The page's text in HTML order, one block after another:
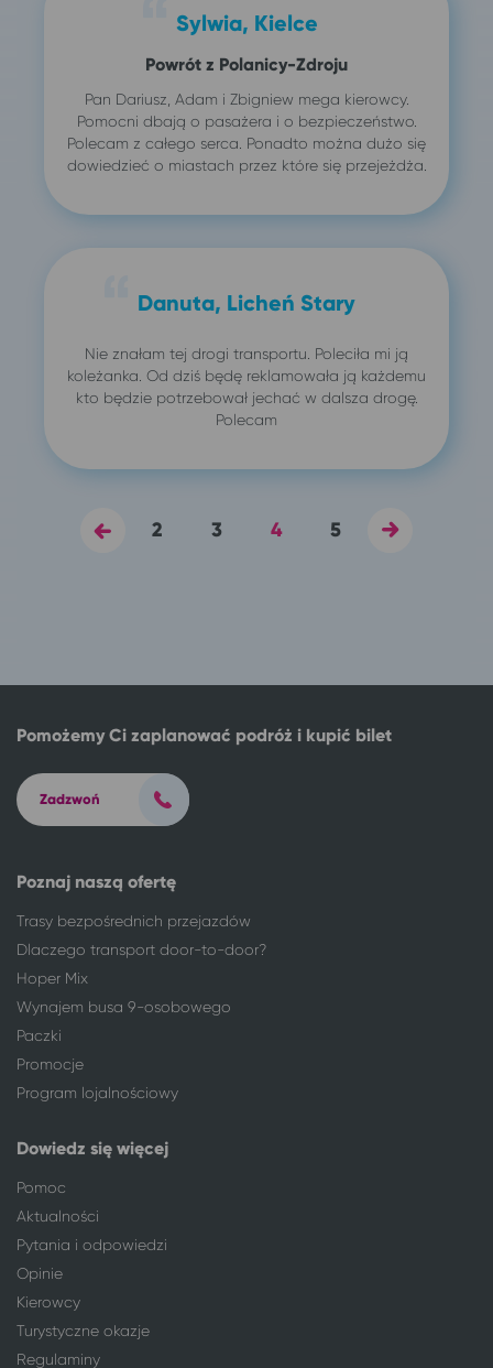
Sylwia, Kielce
Powrót z Polanicy-Zdroju
Pan Dariusz, Adam i Zbigniew mega kierowcy.
Pomocni dbają o pasażera i o bezpieczeństwo.
Polecam z całego serca. Ponadto można dużo się
dowiedzieć o miastach przez które się przejeżdża.
Danuta, Licheń Stary
Nie znałam tej drogi transportu. Poleciła mi ją
koleżanka. Od dziś będę reklamowała ją każdemu
kto będzie potrzebował jechać w dalsza drogę.
Polecam
2 3 4 5
Poznaj naszą ofertę
Trasy bezpośrednich przejazdów
Dlaczego transport door-to-door?
Hoper Mix
Wynajem busa 9-osobowego
Paczki
Promocje
Program lojalnościowy
Dowiedz się więcej
Pomoc
Aktualności
Pytania i odpowiedzi
Opinie
Kierowcy
Turystyczne okazje
Regulaminy
Pomożemy Ci zaplanować podróż i kupić bilet
Zadzwoń